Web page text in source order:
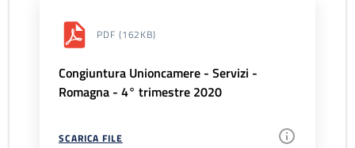
PDF (162KB)
Congiuntura Unioncamere - Servizi -
Romagna - 4° trimestre 2020
SCARICA FILE